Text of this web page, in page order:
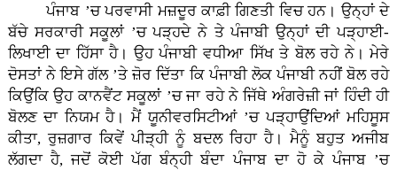
ਪੰਜਾਬ ’ਚ ਪਰਵਾਸੀ ਮਜ਼ਦੂਰ ਕਾਫ਼ੀ ਗਿਣਤੀ ਵਿਚ ਹਨ। ਉਨ੍ਹਾਂ ਦੇ
ਬੱਚੇ ਸਰਕਾਰੀ ਸਕੂਲਾਂ ’ਚ ਪੜ੍ਹਦੇ ਨੇ ਤੇ ਪੰਜਾਬੀ ਉਨ੍ਹਾਂ ਦੀ ਪੜ੍ਹਾਈ-
ਲਿਖਾਈ ਦਾ ਹਿੱਸਾ ਹੈ। ਉਹ ਪੰਜਾਬੀ ਵਧੀਆ ਸਿੱਖ ਤੇ ਬੋਲ ਰਹੇ ਨੇ। ਮੇਰੇ
ਦੋਸਤਾਂ ਨੇ ਇਸੇ ਗੱਲ ’ਤੇ ਜ਼ੋਰ ਦਿੱਤਾ ਕਿ ਪੰਜਾਬੀ ਲੋਕ ਪੰਜਾਬੀ ਨਹੀਂ ਬੋਲ ਰਹੇ
ਕਿਉਂਕਿ ਉਹ ਕਾਨਵੈਂਟ ਸਕੂਲਾਂ ’ਚ ਜਾ ਰਹੇ ਨੇ ਜਿੱਥੇ ਅੰਗਰੇਜ਼ੀ ਜਾਂ ਹਿੰਦੀ ਹੀ
ਬੋਲਣ ਦਾ ਨਿਯਮ ਹੈ। ਮੈਂ ਯੂਨੀਵਰਸਿਟੀਆਂ ’ਚ ਪੜ੍ਹਾਉਂਦਿਆਂ ਮਹਿਸੂਸ
ਕੀਤਾ, ਰੁਜ਼ਗਾਰ ਕਿਵੇਂ ਪੀੜ੍ਹੀ ਨੂੰ ਬਦਲ ਰਿਹਾ ਹੈ। ਮੈਨੂੰ ਬਹੁਤ ਅਜੀਬ
ਲੱਗਦਾ ਹੈ, ਜਦੋਂ ਕੋਈ ਪੱਗ ਬੰਨ੍ਹੀ ਬੰਦਾ ਪੰਜਾਬ ਦਾ ਹੋ ਕੇ ਪੰਜਾਬ ’ਚ